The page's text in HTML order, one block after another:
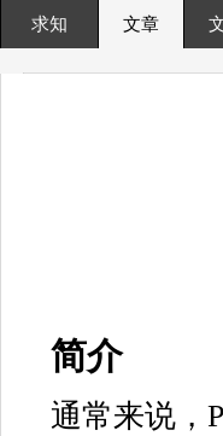
求知 文章
简介
通常来说，